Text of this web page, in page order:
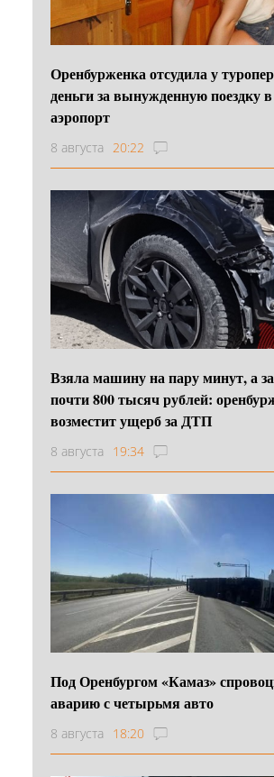
Оренбурженка отсудила у
деньги за вынужденную поездку
аэропорт
8 августа 20:22
Взяла машину на пару минут, а
почти 800 тысяч рублей:
возместит ущерб за ДТП
8 августа 19:34
Под Оренбургом «Камаз»
аварию с четырьмя авто
8 августа 18:20